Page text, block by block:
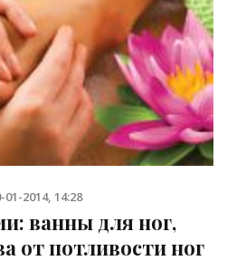
01-2014, 14:28
ванны для ног,
от потливости ног